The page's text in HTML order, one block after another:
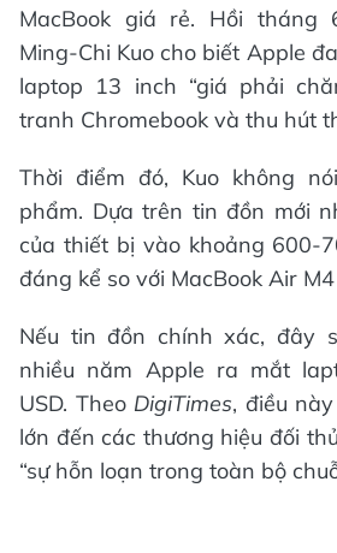
MacBook giá rẻ. Hồi tháng
Ming-Chi Kuo cho biết Apple
laptop 13 inch “giá phải
tranh Chromebook và thu hút
Thời điểm đó, Kuo không
phẩm. Dựa trên tin đồn mới
của thiết bị vào khoảng 600-
đáng kể so với MacBook Air
Nếu tin đồn chính xác, đây
nhiều năm Apple ra mắt
USD. Theo DigiTimes, điều
lớn đến các thương hiệu đối
“sự hỗn loạn trong toàn bộ